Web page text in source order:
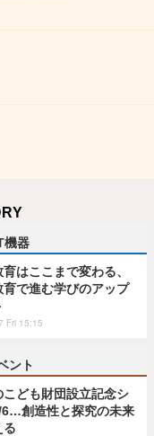
機器
はここまで変わる、
育で進む学びのアップ
Fri 15:15
ント
こども財団設立記念シ
6…創造性と探究の未来
る